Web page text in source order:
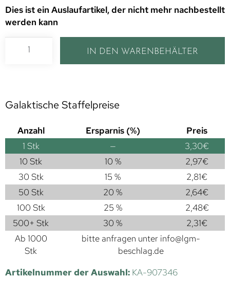
Dies ist ein Auslaufartikel, der nicht mehr nachbestellt
werden kann
IN DEN WARENBEHÄLTER
Galaktische Staffelpreise
Anzahl Ersparnis (%)
Preis
1 Stk — 3,30€
10 Stk
10 % 2,97€
30 Stk
15 % 2,81€
50 Stk
20 % 2,64€
100 Stk
25 % 2,48€
500+ Stk
30 % 2,31€
Ab 1000
Stk
bitte anfragen unter info@lgm-
beschlag.de
Artikelnummer der Auswahl: KA-907346